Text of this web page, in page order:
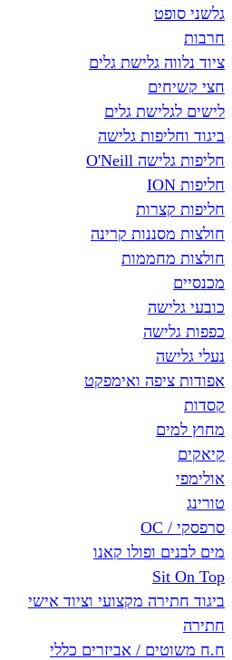
גלשני סופט
חרבות
ציוד נלווה גלישת גלים
חצי קשיחים
לישים לגלישת גלים
ביגוד וחליפות גלישה
חליפות גלישה O'Neill
חליפות ION
חליפות קצרות
חולצות מסננות קרינה
חולצות מחממות
מכנסיים
כובעי גלישה
כפפות גלישה
נעלי גלישה
אפודות ציפה ואימפקט
קסדות
מחוץ למים
קיאקים
אולימפי
טורינג
סרפסקי / OC
מים לבנים ופולו קאנו
Sit On Top
ביגוד חתירה מקצועי וציוד אישי
חתירה
ח.ח משוטים / אביזרים כללי